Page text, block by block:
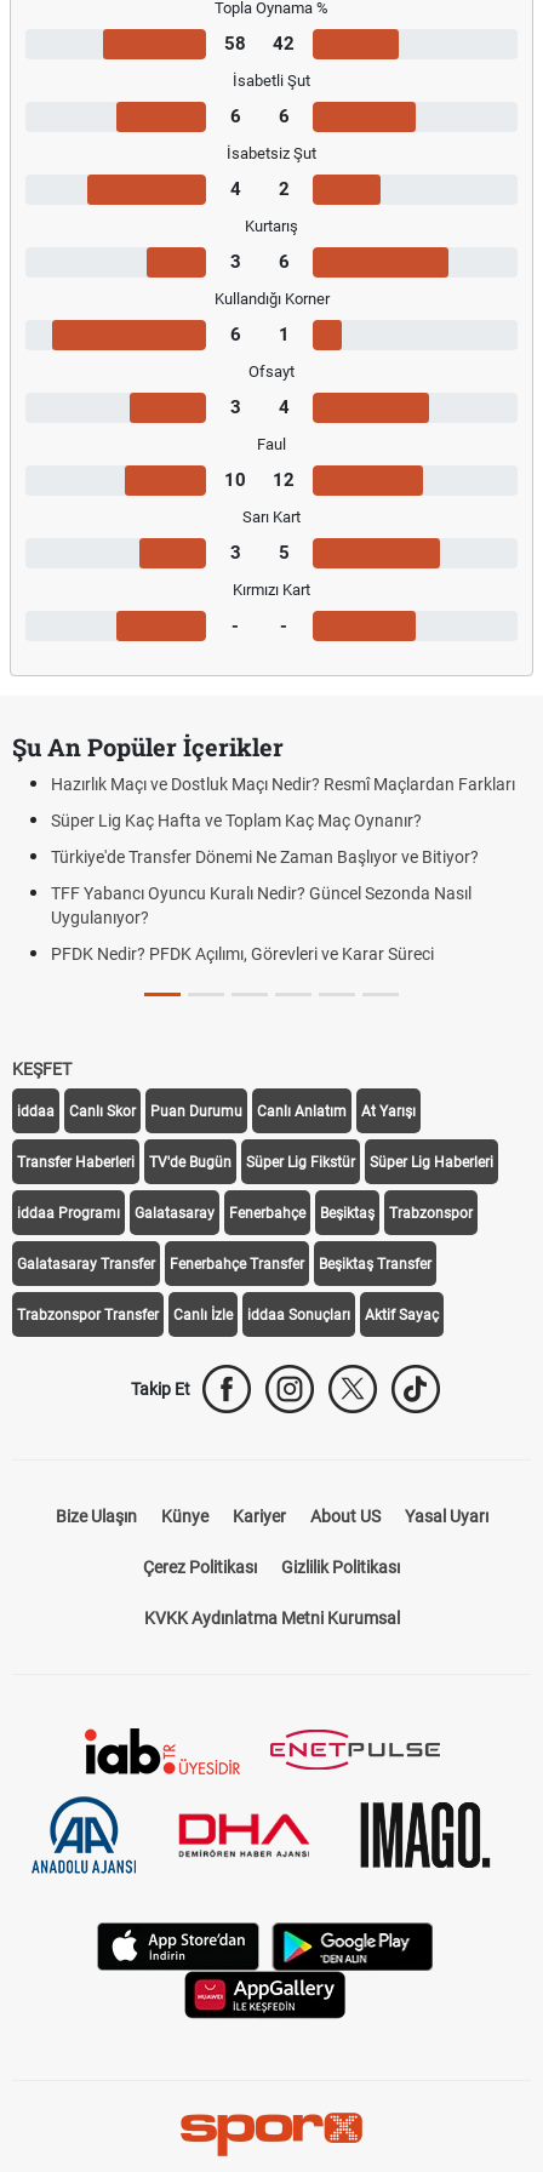
Topla Oynama %
58 42
İsabetli Şut
6 6
İsabetsiz Şut
4 2
Kurtarış
3 6
Kullandığı Korner
6 1
Ofsayt
3 4
Faul
10 12
Sarı Kart
3 5
Kırmızı Kart
- -
Şu An Popüler İçerikler
Hazırlık Maçı ve Dostluk Maçı Nedir? Resmî Maçlardan Farkları
Süper Lig Kaç Hafta ve Toplam Kaç Maç Oynanır?
Türkiye'de Transfer Dönemi Ne Zaman Başlıyor ve Bitiyor?
TFF Yabancı Oyuncu Kuralı Nedir? Güncel Sezonda Nasıl
Uygulanıyor?
PFDK Nedir? PFDK Açılımı, Görevleri ve Karar Süreci
KEŞFET
iddaa Canlı Skor Puan Durumu Canlı Anlatım At Yarışı
Transfer Haberleri TV'de Bugün Süper Lig Fikstür Süper Lig Haberleri
iddaa Programı Galatasaray Fenerbahçe Beşiktaş Trabzonspor
Galatasaray Transfer Fenerbahçe Transfer Beşiktaş Transfer
Trabzonspor Transfer Canlı İzle iddaa Sonuçları Aktif Sayaç
Takip Et
Bize Ulaşın Künye Kariyer About US Yasal Uyarı
Çerez Politikası Gizlilik Politikası
KVKK Aydınlatma Metni Kurumsal